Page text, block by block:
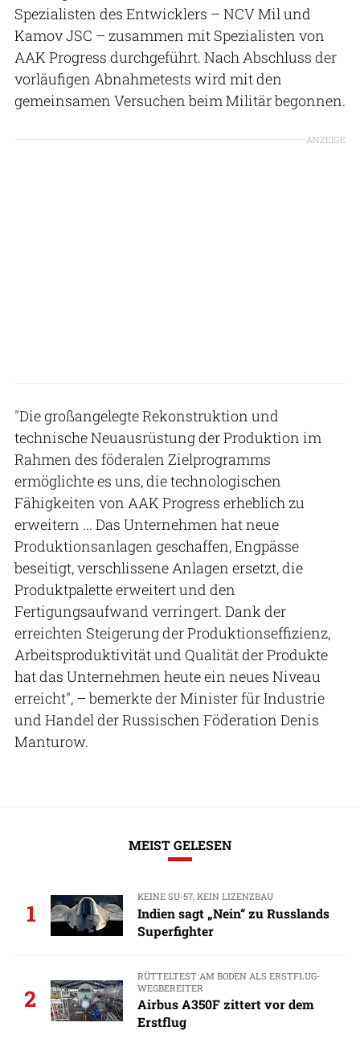
Spezialisten des Entwicklers – NCV Mil und
Kamov JSC – zusammen mit Spezialisten von
AAK Progress durchgeführt. Nach Abschluss der
vorläufigen Abnahmetests wird mit den
gemeinsamen Versuchen beim Militär begonnen.
ANZEIGE
"Die großangelegte Rekonstruktion und
technische Neuausrüstung der Produktion im
Rahmen des föderalen Zielprogramms
ermöglichte es uns, die technologischen
Fähigkeiten von AAK Progress erheblich zu
erweitern ... Das Unternehmen hat neue
Produktionsanlagen geschaffen, Engpässe
beseitigt, verschlissene Anlagen ersetzt, die
Produktpalette erweitert und den
Fertigungsaufwand verringert. Dank der
erreichten Steigerung der Produktionseffizienz,
Arbeitsproduktivität und Qualität der Produkte
hat das Unternehmen heute ein neues Niveau
erreicht", – bemerkte der Minister für Industrie
und Handel der Russischen Föderation Denis
Manturow.
MEIST GELESEN
1
KEINE SU-57, KEIN LIZENZBAU
Indien sagt „Nein“ zu Russlands
Superfighter
2
RÜTTELTEST AM BODEN ALS ERSTFLUG-
WEGBEREITER
Airbus A350F zittert vor dem
Erstflug